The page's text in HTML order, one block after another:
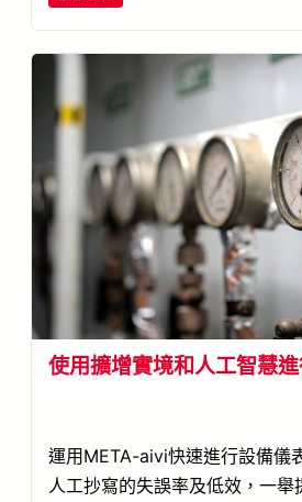
使用擴增實境和人工智慧
運用META-aivi快速進行設備儀
人工抄寫的失誤率及低效，一舉